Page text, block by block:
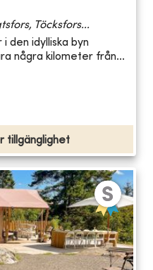
Töcksfors...
den idylliska byn
några kilometer från...
tillgänglighet